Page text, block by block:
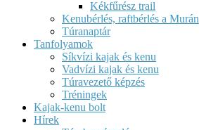
Kékfűrész trail
Kenubérlés, raftbérlés a Murán
Túranaptár
Tanfolyamok
Síkvízi kajak és kenu
Vadvízi kajak és kenu
Túravezető képzés
Tréningek
Kajak-kenu bolt
Hírek